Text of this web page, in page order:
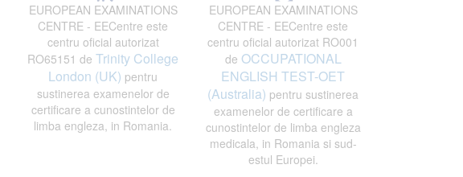
EUROPEAN EXAMINATIONS
CENTRE - EECentre este
centru oficial autorizat
RO65151 de Trinity College
London (UK) pentru
sustinerea examenelor de
certificare a cunostintelor de
limba engleza, in Romania.
EUROPEAN EXAMINATIONS
CENTRE - EECentre este
centru oficial autorizat RO001
de OCCUPATIONAL
ENGLISH TEST-OET
(Australia) pentru sustinerea
examenelor de certificare a
cunostintelor de limba engleza
medicala, in Romania si sud-
estul Europei.